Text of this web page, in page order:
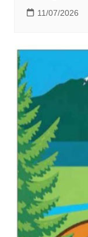
11/07/2026